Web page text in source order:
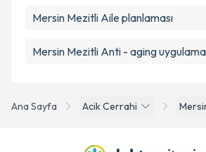
Ana Sayfa Acik Cerrahi
Mersin Mezitli Aile planlaması
Mersin Mezitli Anti - aging